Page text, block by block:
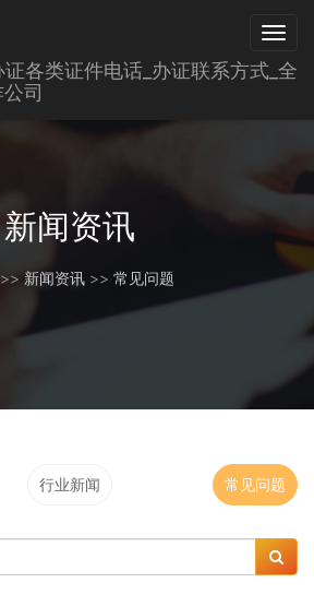
新闻资讯
>> 新闻资讯 >> 常见问题
行业新闻 常见问题